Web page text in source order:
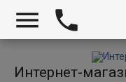
 
Интернет-